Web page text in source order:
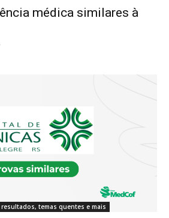
médica similares à
temas quentes e mais